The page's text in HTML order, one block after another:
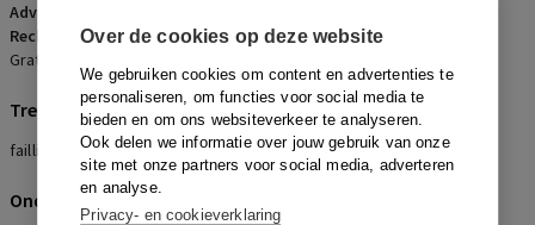
Over de cookies op deze website
We gebruiken cookies om content en advertenties te
personaliseren, om functies voor social media te
bieden en om ons websiteverkeer te analyseren.
Ook delen we informatie over jouw gebruik van onze
site met onze partners voor social media, adverteren
en analyse.
Privacy- en cookieverklaring
Advocaten:
Rechters:Ch.E. Bethlem, M.B. van den Beekhoven Boezem en A.S.
Gratama
Trefwoorden
faillietverklaring, goede trouw, schuldsaneringsregeling
Onderwerpen